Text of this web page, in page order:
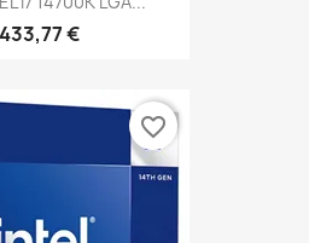
433,77 €
favorite_border